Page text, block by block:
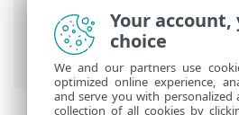
Guida online ESET>ESET
Installer
>Selezionare il
installazione
Your account,
choice
We and our partners use
optimized online experience,
and serve you with personalized
collection of all cookies by